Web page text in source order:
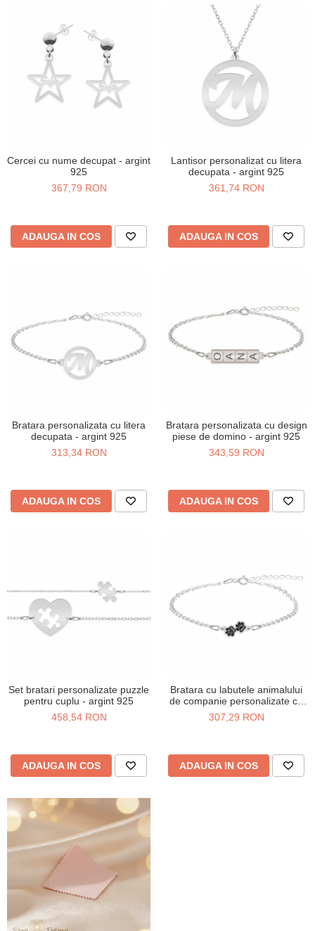
Bratari
Talismane
Cercei cu nume decupat - argint
925
367,79 RON
ADAUGA IN COS
Lantisor personalizat cu litera
decupata - argint 925
361,74 RON
ADAUGA IN COS
Bratara personalizata cu litera
decupata - argint 925
313,34 RON
ADAUGA IN COS
Bratara personalizata cu design
piese de domino - argint 925
343,59 RON
ADAUGA IN COS
Set bratari personalizate puzzle
pentru cuplu - argint 925
458,54 RON
ADAUGA IN COS
Bratara cu labutele animalului
de companie personalizate cu
nume - Argint 925
307,29 RON
ADAUGA IN COS